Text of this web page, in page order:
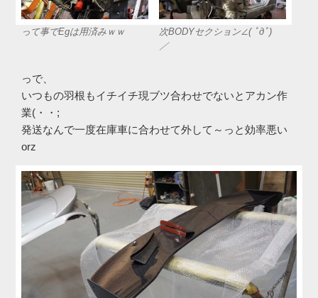
って事でEgは用済みｗｗ
次BODYセクション∠( ﾟдﾟ)
／
っで、
いつもの羽根もイチイチ現ブツ合わせでないとアカン作
業(・・;
発送なんで一度在庫車に合わせて外して～っと効率悪い
orz